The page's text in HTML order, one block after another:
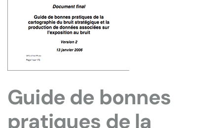
Guide de bonnes
pratiques de la